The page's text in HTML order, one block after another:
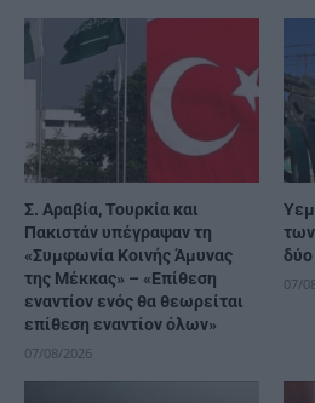
Σ. Αραβία, Τουρκία και
Πακιστάν υπέγραψαν τη
«Συμφωνία Κοινής Άμυνας
της Μέκκας» – «Επίθεση
εναντίον ενός θα θεωρείται
επίθεση εναντίον όλων»
07/08/2026
07/